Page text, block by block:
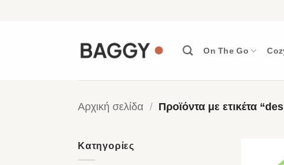
On The Go
Αρχική σελίδα / Προϊόντα με ετικέτα
Κατηγορίες